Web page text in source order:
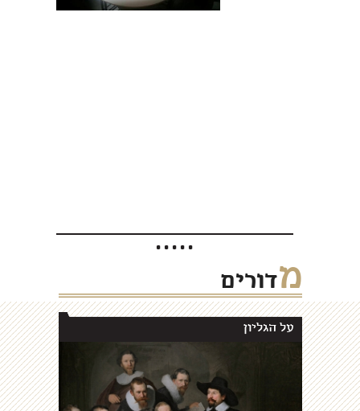
1
2
3
4
מדורים
על הגליון